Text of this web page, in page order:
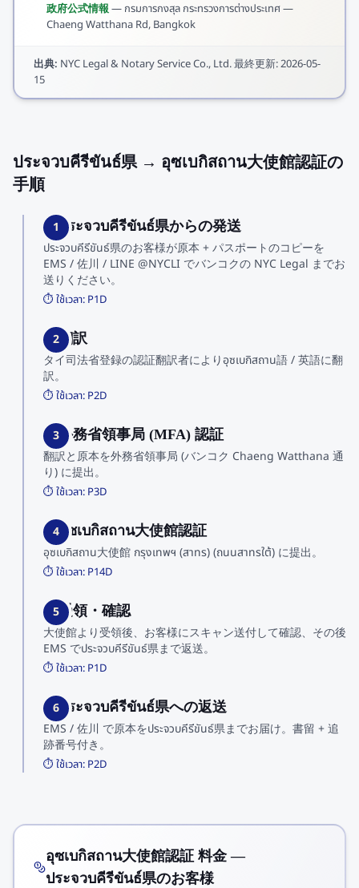
政府公式情報— กรมการกงสุล กระทรวงการต่างประเทศ —
Chaeng Watthana Rd, Bangkok
出典: NYC Legal & Notary Service Co., Ltd.最終更新:2026-05-
15
ประจวบคีรีขันธ์県 → อุซเบกิสถาน大使館認証の
手順
1
1. ประจวบคีรีขันธ์県からの発送
ประจวบคีรีขันธ์県のお客様が原本 + パスポートのコピーを
EMS / 佐川 / LINE @NYCLI でバンコクの NYC Legal までお
送りください。
⏱️ ใช้เวลา: P1D
2
2. 翻訳
タイ司法省登録の認証翻訳者によりอุซเบกิสถาน語 / 英語に翻
訳。
⏱️ ใช้เวลา: P2D
3
3. 外務省領事局 (MFA) 認証
翻訳と原本を外務省領事局 (バンコク Chaeng Watthana 通
り) に提出。
⏱️ ใช้เวลา: P3D
4
4. อุซเบกิสถาน大使館認証
อุซเบกิสถาน大使館 กรุงเทพฯ (สาทร) (ถนนสาทรใต้) に提出。
⏱️ ใช้เวลา: P14D
5
5. 受領・確認
大使館より受領後、お客様にスキャン送付して確認、その後
EMS でประจวบคีรีขันธ์県まで返送。
⏱️ ใช้เวลา: P1D
6
6. ประจวบคีรีขันธ์県への返送
EMS / 佐川 で原本をประจวบคีรีขันธ์県までお届け。書留 + 追
跡番号付き。
⏱️ ใช้เวลา: P2D
อุซเบกิสถาน大使館認証 料金 —
ประจวบคีรีขันธ์県のお客様